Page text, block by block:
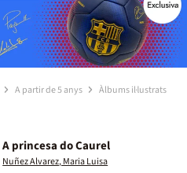
A partir de 5 anys Àlbums il·lustrats
A princesa do Caurel
Nuñez Alvarez, Maria Luisa